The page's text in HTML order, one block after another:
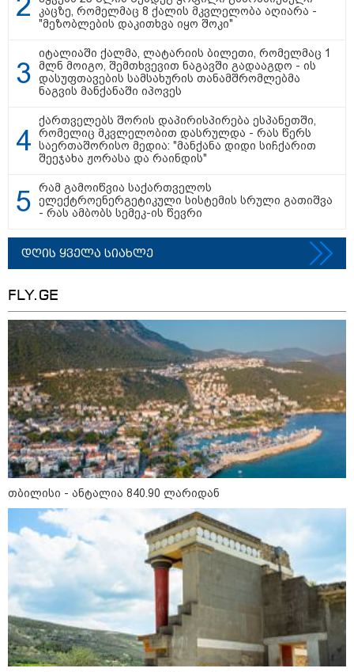
თბილისი - ანტალია 840.90
ლარიდან
თბილისი - ჰერაკლიონი 1614.90
ლარიდან
თბილისი - ბუდაპეშტი 1296.40
ლარიდან
მნიშვნელოვანი ინფორმაცია
11:58 / 03-08-2026
ოქროსფერი კანი და წვნიანი შიგთავსი: როგორ
მოვამზადოთ სწორად პრემიუმ ხარისხის სოსისი -
კაცზე, რომელმაც 8 ქალის მკვლელობა აღიარა -
"მეზობლების დაკითხვა იყო შოკი"
იტალიაში ქალმა, ლატარიის ბილეთი, რომელმაც 1
მლნ მოიგო, შემთხვევით ნაგავში გადააგდო - ის
დასუფთავების სამსახურის თანამშრომლებმა
ნაგვის მანქანაში იპოვეს
ქართველებს შორის დაპირისპირება ესპანეთში,
რომელიც მკვლელობით დასრულდა - რას წერს
საერთაშორისო მედია: "მანქანა დიდი სიჩქარით
შეეჯახა ჟორასა და რაინდის"
რამ გამოიწვია საქართველოს
ელექტროენერგეტიკული სისტემის სრული გათიშვა
- რას ამბობს სემეკ-ის წევრი
დღის ყველა სიახლე
FLY.GE
თბილისი - ანტალია 840.90 ლარიდან